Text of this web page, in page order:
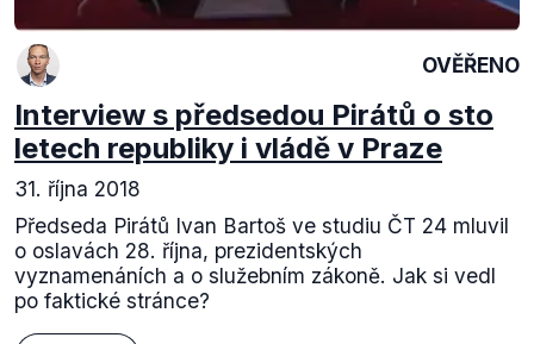
OVĚŘENO
Interview s předsedou Pirátů o sto
letech republiky i vládě v Praze
31. října 2018
Předseda Pirátů Ivan Bartoš ve studiu ČT 24 mluvil
o oslavách 28. října, prezidentských
vyznamenáních a o služebním zákoně. Jak si vedl
po faktické stránce?